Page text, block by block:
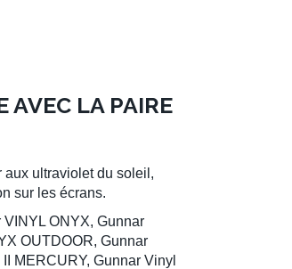
AVEC LA PAIRE
aux ultraviolet du soleil,
sur les écrans.
ONYX, Gunnar
OUTDOOR, Gunnar
MERCURY, Gunnar Vinyl